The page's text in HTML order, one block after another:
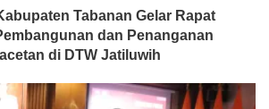
Tabanan Gelar Rapat
dan Penanganan
di DTW Jatiluwih